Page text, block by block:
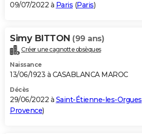
09/07/2022 à Paris (Paris)
Simy BITTON (99 ans)
Créer une cagnotte obsèques
Naissance
13/06/1923 à CASABLANCA MAROC
Décès
29/06/2022 à Saint-Étienne-les-Orgues
Provence)